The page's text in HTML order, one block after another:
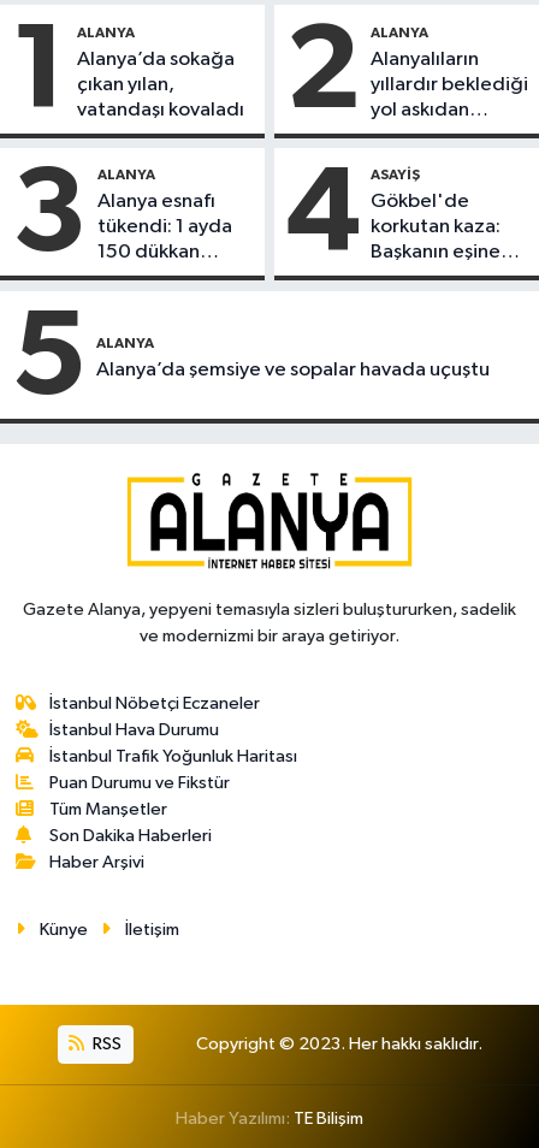
1 ALANYA
Alanya’da sokağa
çıkan yılan,
vatandaşı kovaladı
2 ALANYA
Alanyalıların
yıllardır beklediği
yol askıdan
döndü
3 ALANYA
Alanya esnafı
tükendi: 1 ayda
150 dükkan
kapandı
4 ASAYIŞ
Gökbel'de
korkutan kaza:
Başkanın eşine
motosiklet çarptı
5 ALANYA
Alanya’da şemsiye ve sopalar havada uçuştu
Gazete Alanya, yepyeni temasıyla sizleri buluştururken, sadelik
ve modernizmi bir araya getiriyor.
İstanbul Nöbetçi Eczaneler
İstanbul Hava Durumu
İstanbul Trafik Yoğunluk Haritası
Puan Durumu ve Fikstür
Tüm Manşetler
Son Dakika Haberleri
Haber Arşivi
Künye İletişim
RSS Copyright © 2023. Her hakkı saklıdır.
Haber Yazılımı: TE Bilişim